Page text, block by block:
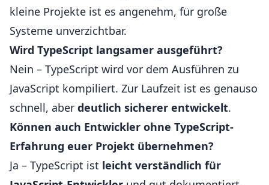
kleine Projekte ist es angenehm, für große
Systeme unverzichtbar.
Wird TypeScript langsamer ausgeführt?
Nein – TypeScript wird vor dem Ausführen zu
JavaScript kompiliert. Zur Laufzeit ist es genauso
schnell, aber deutlich sicherer entwickelt.
Können auch Entwickler ohne TypeScript-
Erfahrung euer Projekt übernehmen?
Ja – TypeScript ist leicht verständlich für